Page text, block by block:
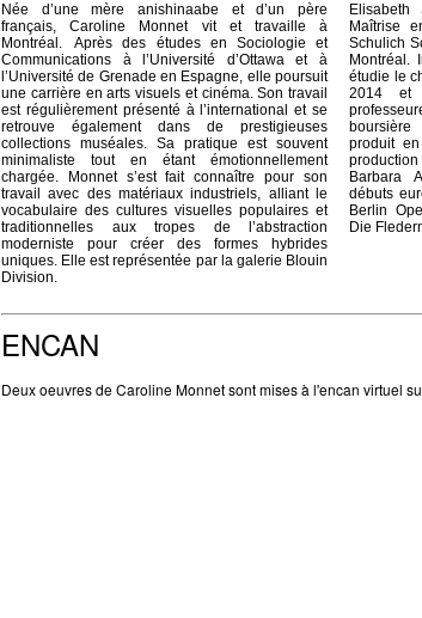
Née d’une mère anishinaabe et d’un père
français, Caroline Monnet vit et travaille à
Montréal. Après des études en Sociologie et
Communications à l’Université d’Ottawa et à
l’Université de Grenade en Espagne, elle poursuit
une carrière en arts visuels et cinéma. Son travail
est régulièrement présenté à l’international et se
retrouve également dans de prestigieuses
collections muséales. Sa pratique est souvent
minimaliste tout en étant émotionnellement
chargée. Monnet s’est fait connaître pour son
travail avec des matériaux industriels, alliant le
vocabulaire des cultures visuelles populaires et
traditionnelles aux tropes de l’abstraction
moderniste pour créer des formes hybrides
uniques. Elle est représentée par la galerie Blouin
Division.
Maîtrise
Schulich
Montréal.
étudie le
2014 et
boursière
produit
Barbara
débuts
Berlin
Die
ENCAN
Deux oeuvres de Caroline Monnet sont mises à l'encan virtuel